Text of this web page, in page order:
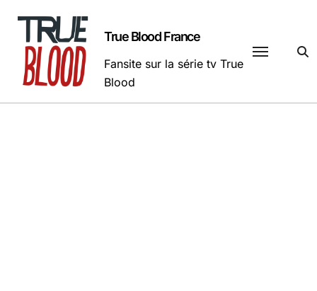
contenu
True Blood France
Fansite sur la série tv True
Blood